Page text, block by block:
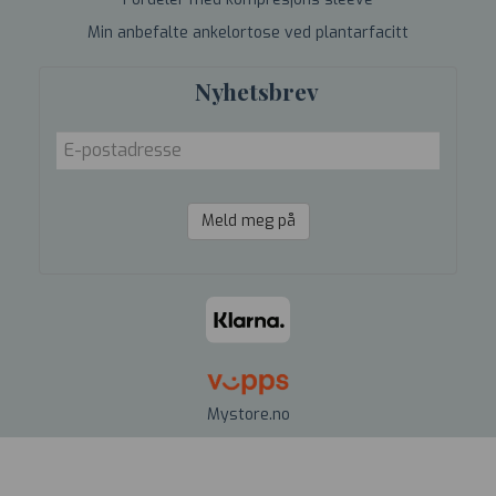
Min anbefalte ankelortose ved plantarfacitt
Nyhetsbrev
Meld meg på
Mystore.no